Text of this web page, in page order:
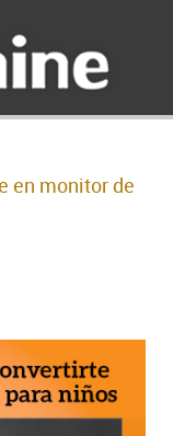
en monitor de